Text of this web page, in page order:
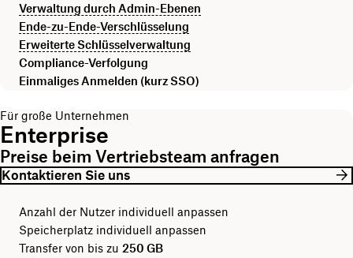
Verwaltung durch Admin-Ebenen
Ende-zu-Ende-Verschlüsselung
Erweiterte Schlüsselverwaltung
Compliance-Verfolgung
Einmaliges Anmelden (kurz SSO)
Für große Unternehmen
Enterprise
Preise beim Vertriebsteam anfragen
Kontaktieren Sie uns
Anzahl der Nutzer individuell anpassen
Speicherplatz individuell anpassen
Transfer von bis zu 250 GB